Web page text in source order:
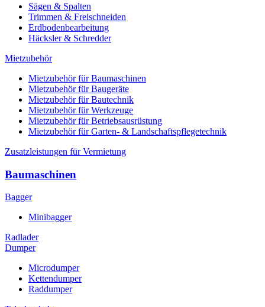
Sägen & Spalten
Trimmen & Freischneiden
Erdbodenbearbeitung
Häcksler & Schredder
Mietzubehör
Mietzubehör für Baumaschinen
Mietzubehör für Baugeräte
Mietzubehör für Bautechnik
Mietzubehör für Werkzeuge
Mietzubehör für Betriebsausrüstung
Mietzubehör für Garten- & Landschaftspflegetechnik
Zusatzleistungen für Vermietung
Baumaschinen
Bagger
Minibagger
Radlader
Dumper
Microdumper
Kettendumper
Raddumper